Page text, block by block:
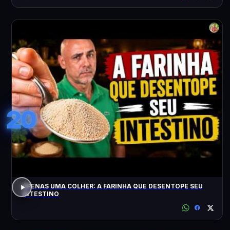
20
APENAS UMA COLHER: A FARINHA QUE DESENTOPE SEU
INTESTINO